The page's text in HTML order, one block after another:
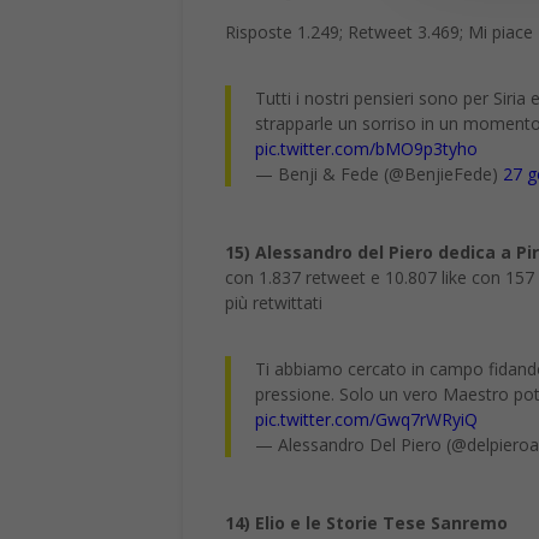
Risposte 1.249; Retweet 3.469; Mi piace
Tutti i nostri pensieri sono per Siria
strapparle un sorriso in un
pic.twitter.com/bMO9p3tyho
— Benji & Fede (@BenjieFede) 27
15) Alessandro del Piero dedica a
con 1.837 retweet e 10.807 like con
più retwittati
Ti abbiamo cercato in campo
pressione. Solo un vero Maestro
pic.twitter.com/Gwq7rWRyiQ
— Alessandro Del Piero
14) Elio e le Storie Tese Sanremo